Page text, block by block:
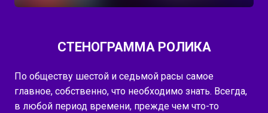
СТЕНОГРАММА РОЛИКА
По обществу шестой и седьмой расы самое
главное, собственно, что необходимо знать. Всегда,
в любой период времени, прежде чем что-то